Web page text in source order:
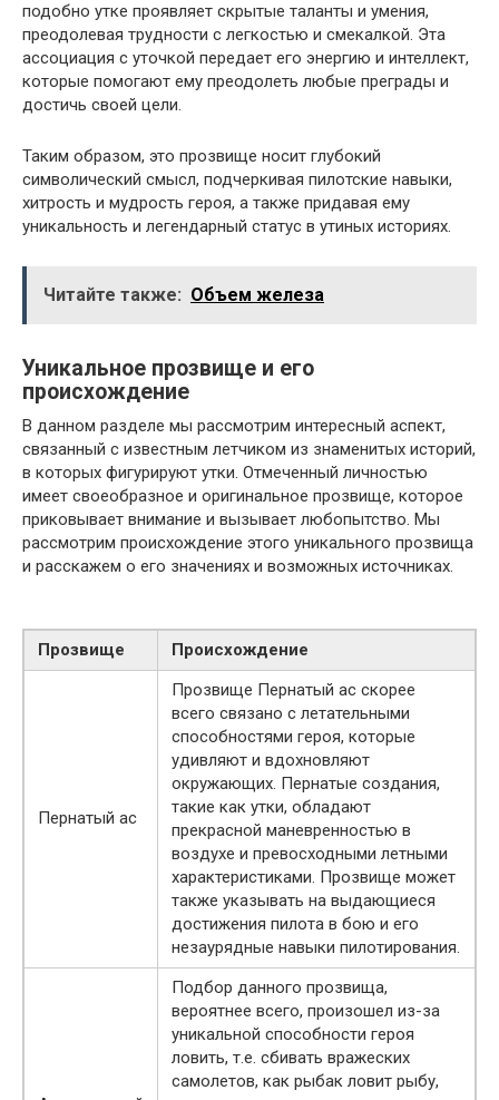
подобно утке проявляет скрытые таланты и умения,
преодолевая трудности с легкостью и смекалкой. Эта
ассоциация с уточкой передает его энергию и интеллект,
которые помогают ему преодолеть любые преграды и
достичь своей цели.
Таким образом, это прозвище носит глубокий
символический смысл, подчеркивая пилотские навыки,
хитрость и мудрость героя, а также придавая ему
уникальность и легендарный статус в утиных историях.
Читайте также: Объем железа
Уникальное прозвище и его
происхождение
В данном разделе мы рассмотрим интересный аспект,
связанный с известным летчиком из знаменитых историй,
в которых фигурируют утки. Отмеченный личностью
имеет своеобразное и оригинальное прозвище, которое
приковывает внимание и вызывает любопытство. Мы
рассмотрим происхождение этого уникального прозвища
и расскажем о его значениях и возможных источниках.
Прозвище Происхождение
Пернатый ас
Прозвище Пернатый ас скорее
всего связано с летательными
способностями героя, которые
удивляют и вдохновляют
окружающих. Пернатые создания,
такие как утки, обладают
прекрасной маневренностью в
воздухе и превосходными летными
характеристиками. Прозвище может
также указывать на выдающиеся
достижения пилота в бою и его
незаурядные навыки пилотирования.
Подбор данного прозвища,
вероятнее всего, произошел из-за
уникальной способности героя
ловить, т.е. сбивать вражеских
самолетов, как рыбак ловит рыбу,